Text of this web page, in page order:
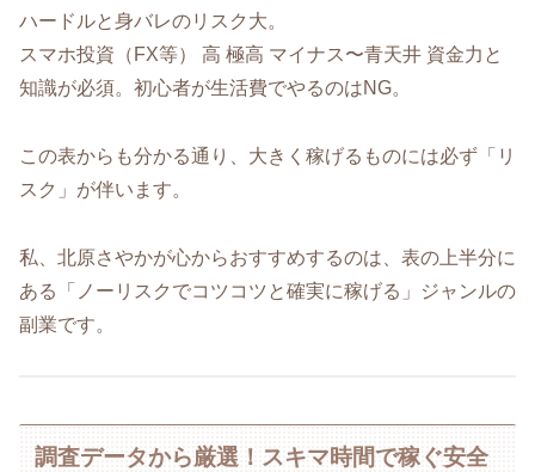
ハードルと身バレのリスク大。
スマホ投資（FX等） 高 極高 マイナス〜青天井 資金力と
知識が必須。初心者が生活費でやるのはNG。
この表からも分かる通り、大きく稼げるものには必ず「リ
スク」が伴います。
私、北原さやかが心からおすすめするのは、表の上半分に
ある「ノーリスクでコツコツと確実に稼げる」ジャンルの
副業です。
調査データから厳選！スキマ時間で稼ぐ安全